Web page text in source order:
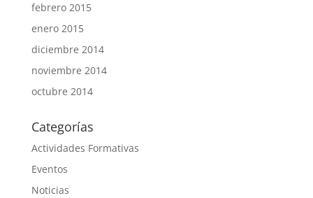
febrero 2015
enero 2015
diciembre 2014
noviembre 2014
octubre 2014
Categorías
Actividades Formativas
Eventos
Noticias